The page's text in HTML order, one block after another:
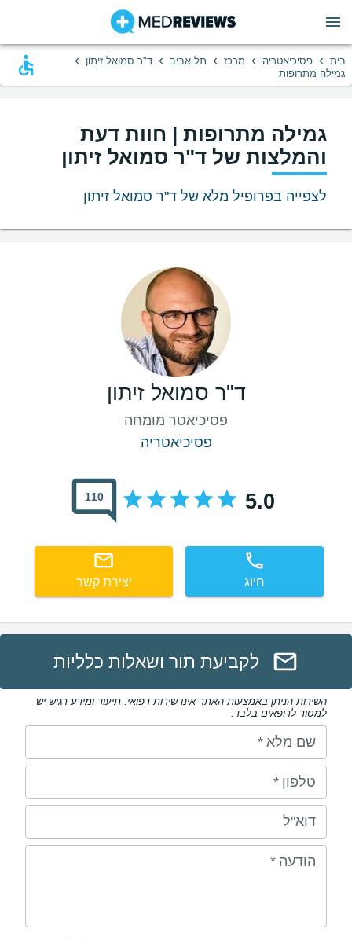
בית › פסיכיאטריה › מרכז › תל אביב › ד"ר סמואל זיתון ›
גמילה מתרופות
גמילה מתרופות | חוות דעת
והמלצות של ד"ר סמואל זיתון
לצפייה בפרופיל מלא של ד"ר סמואל זיתון
ד"ר סמואל זיתון
פסיכיאטר מומחה
פסיכיאטריה
5.0
110
חיוג יצירת קשר
לקביעת תור ושאלות כלליות
השירות הניתן באמצעות האתר אינו שירות רפואי. תיעוד ומידע רגיש יש
למסור לרופאים בלבד.
שם מלא *
טלפון *
דוא"ל
הודעה *